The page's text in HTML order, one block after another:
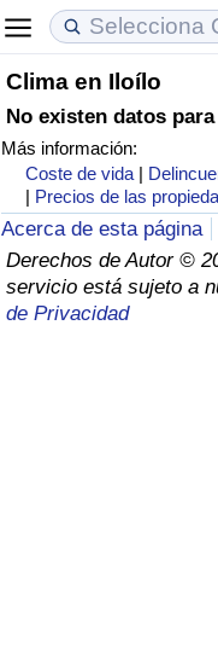
Clima en Iloílo
No existen datos
Más información:
Coste de vida |
| Precios de las
Acerca de esta página
Derechos de Autor ©
servicio está sujeto a
de Privacidad
Coste de vida
Índice de Costo de
Índice de Costo de
Índice de costo de
Precios de las
Índice de Precios de
Índice de Precios de
Índice de Precios de
Calidad de Vida
Índice de Calidad de
Índice de Calidad de
Índice de calidad de